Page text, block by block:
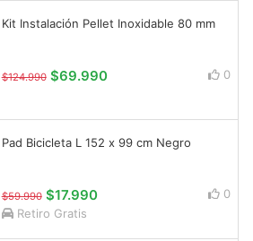
Kit Instalación Pellet Inoxidable 80 mm
$124.990 $69.990 0
Pad Bicicleta L 152 x 99 cm Negro
$59.990 $17.990
0
Retiro Gratis